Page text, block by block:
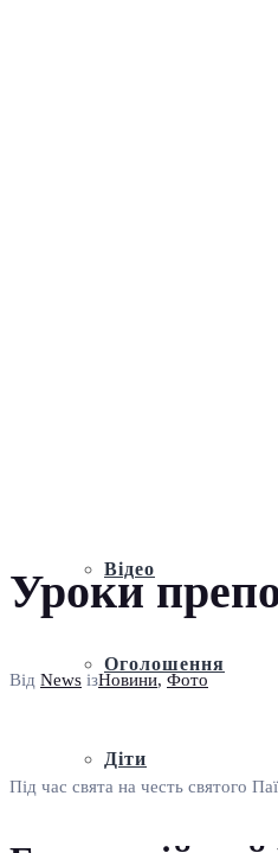
Відео
Оголошення
Діти
Уроки
Від News ізНовини, Фото
Під час свята на честь святого